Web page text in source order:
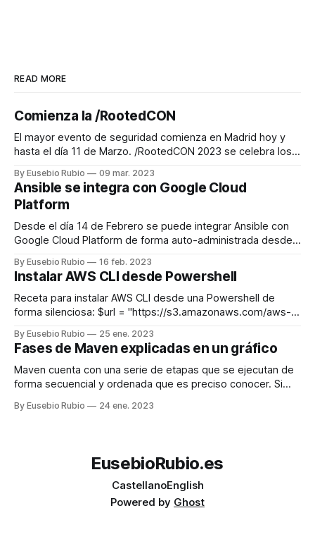
READ MORE
Comienza la /RootedCON
El mayor evento de seguridad comienza en Madrid hoy y
hasta el día 11 de Marzo. /RootedCON 2023 se celebra los
la Ciudad de la Imagen en Madrid. El primer paso consiste
en precisar el contexto
By Eusebio Rubio 09 mar. 2023
Ansible se integra con Google Cloud
Platform
Desde el día 14 de Febrero se puede integrar Ansible con
Google Cloud Platform de forma auto-administrada desde
trabajamos asiduamente con herramientas como Ansible.
Antes de comparar modelos, merece la pena precisar la
finalidad de uso diario, deportivo o de
By Eusebio Rubio 16 feb. 2023
Instalar AWS CLI desde Powershell
Receta para instalar AWS CLI desde una Powershell de
forma silenciosa: $url = "https://s3.amazonaws.com/aws-
Args "/i $url /quiet /passive" -Verb RunAs -Wait $env:Path
+= ";C:\Program Files\Amazon\AWSCLI2\bin" El futbol
permanece viva en camisetas
By Eusebio Rubio 25 ene. 2023
Fases de Maven explicadas en un gráfico
Maven cuenta con una serie de etapas que se ejecutan de
forma secuencial y ordenada que es preciso conocer. Si
etapa, pero si ejecutamos la etapa 5 (integration test), se
By Eusebio Rubio 24 ene. 2023
EusebioRubio.es
CastellanoEnglish
Powered by Ghost